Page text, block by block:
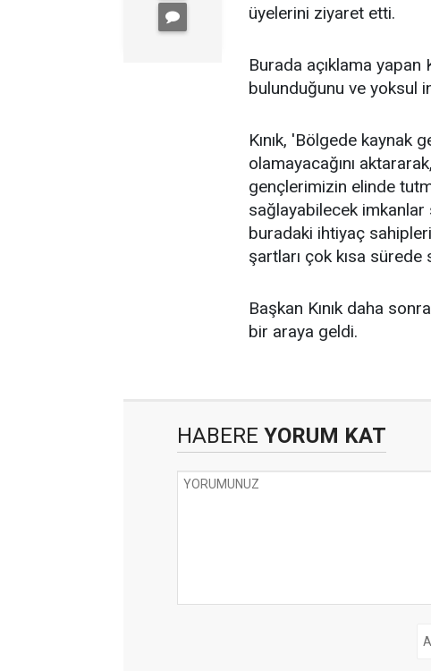
üyelerini ziyaret etti.
Burada açıklama yapan
bulunduğunu ve yoksul
Kınık, 'Bölgede kaynak
olamayacağını
gençlerimizin elinde
sağlayabilecek imkanlar
buradaki ihtiyaç
şartları çok kısa sürede
Başkan Kınık daha
bir araya geldi.
HABERE YORUM KAT